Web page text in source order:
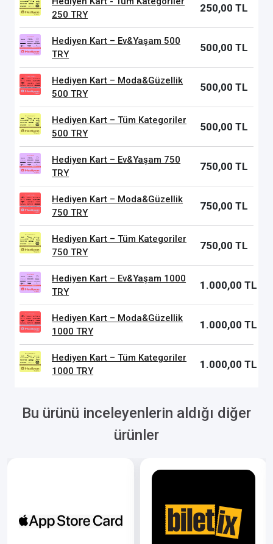
250 TRY
250,00 TL
Hediyen Kart – Ev&Yaşam 500
TRY
500,00 TL
Hediyen Kart – Moda&Güzellik
500 TRY
500,00 TL
Hediyen Kart – Tüm Kategoriler
500 TRY
500,00 TL
Hediyen Kart – Ev&Yaşam 750
TRY
750,00 TL
Hediyen Kart – Moda&Güzellik
750 TRY
750,00 TL
Hediyen Kart – Tüm Kategoriler
750 TRY
750,00 TL
Hediyen Kart – Ev&Yaşam 1000
TRY
1.000,00 TL
Hediyen Kart – Moda&Güzellik
1000 TRY
1.000,00 TL
Hediyen Kart – Tüm Kategoriler
1000 TRY
1.000,00 TL
Bu ürünü inceleyenlerin aldığı diğer
ürünler